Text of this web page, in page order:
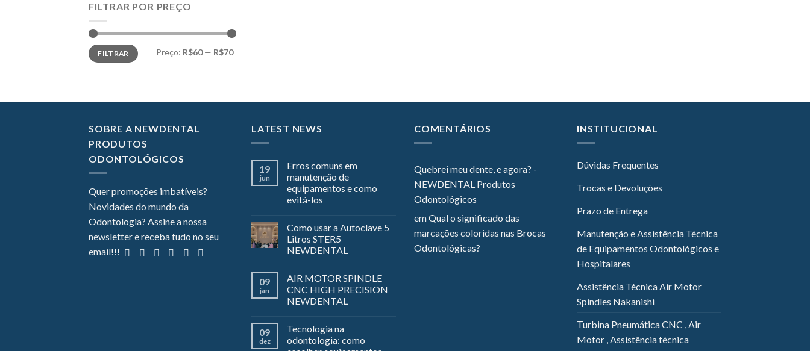
FILTRAR POR PREÇO
Preço
mínimo
Preço
máximo
FILTRAR Preço: R$60— R$70
SOBRE A NEWDENTAL
PRODUTOS
ODONTOLÓGICOS
Quer promoções imbatíveis?
Novidades do mundo da
Odontologia? Assine a nossa
newsletter e receba tudo no seu
email!!!
LATEST NEWS
19
jun
Erros comuns em
manutenção de
equipamentos e como
evitá-los
Como usar a Autoclave 5
Litros STER5
NEWDENTAL
09
jan
AIR MOTOR SPINDLE
CNC HIGH PRECISION
NEWDENTAL
09
dez
Tecnologia na
odontologia: como
COMENTÁRIOS
Quebrei meu dente, e agora? -
NEWDENTAL Produtos
Odontológicos
emQual o significado das
marcações coloridas nas Brocas
Odontológicas?
INSTITUCIONAL
Dúvidas Frequentes
Trocas e Devoluções
Prazo de Entrega
Manutenção e Assistência Técnica
de Equipamentos Odontológicos e
Hospitalares
Assistência Técnica Air Motor
Spindles Nakanishi
Turbina Pneumática CNC , Air
Motor , Assistência técnica